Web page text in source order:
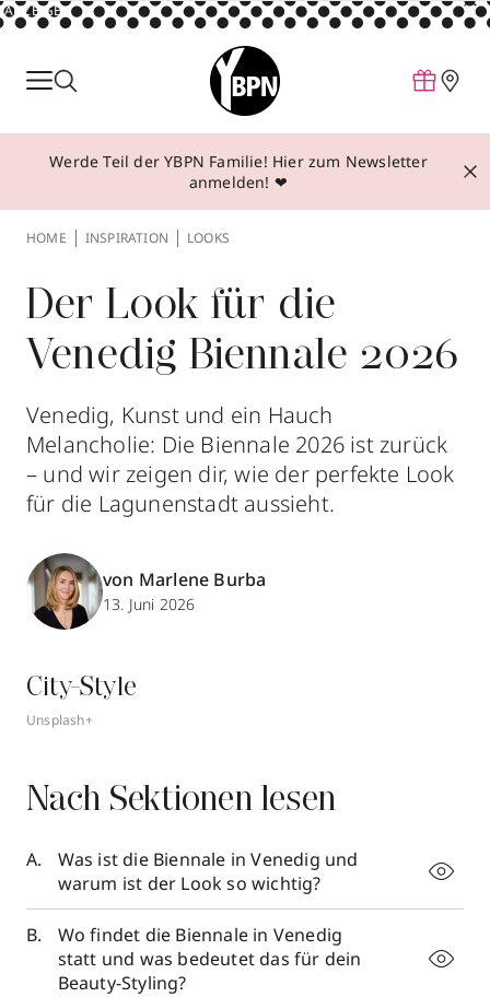
ANZEIGE
Parfum
Make-up
Behandlungen
Über YBPN
Aktionen
Storefinder
Werde Teil der YBPN Familie! Hier zum Newsletter
anmelden! ❤
HOME INSPIRATION LOOKS
Der Look für die
Venedig Biennale 2026
Venedig, Kunst und ein Hauch
Melancholie: Die Biennale 2026 ist zurück
– und wir zeigen dir, wie der perfekte Look
für die Lagunenstadt aussieht.
von Marlene Burba
13. Juni 2026
City-Style
Unsplash+
Nach Sektionen lesen
Was ist die Biennale in Venedig und
warum ist der Look so wichtig?
Wo findet die Biennale in Venedig
statt und was bedeutet das für dein
Beauty-Styling?